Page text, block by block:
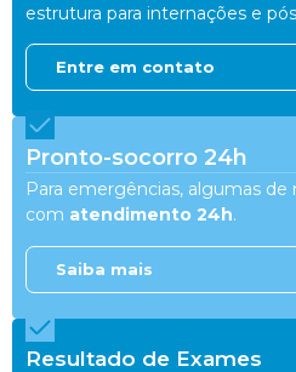
estrutura para internações e
Entre em contato
Pronto-socorro 24h
Para emergências, algumas
com atendimento 24h.
Saiba mais
Resultado de Exames